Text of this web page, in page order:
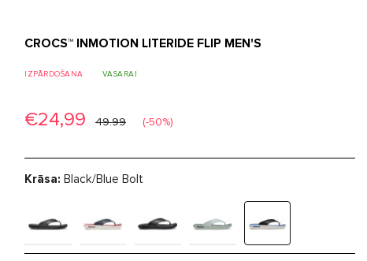
CROCS™ INMOTION LITERIDE FLIP MEN'S
IZPĀRDOŠANA VASARAI
€24,99 49.99 (-50%)
Krāsa: Black/Blue Bolt